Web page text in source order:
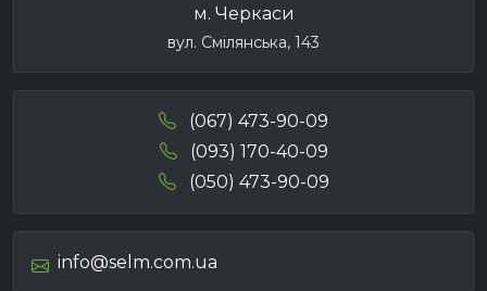
м. Черкаси
вул. Смілянська, 143
(067) 473-90-09
(093) 170-40-09
(050) 473-90-09
info@selm.com.ua